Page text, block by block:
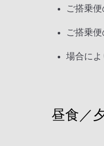
ご搭乗
ご搭乗
場合によ
昼食／